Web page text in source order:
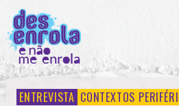
ENTREVISTA CONTEXTOS